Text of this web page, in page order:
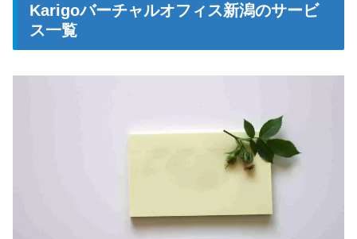
Karigoバーチャルオフィス新潟のサービ
ス一覧